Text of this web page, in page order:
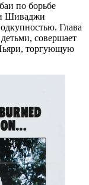
по борьбе
Шиваджи
Глава
совершает
торгующую